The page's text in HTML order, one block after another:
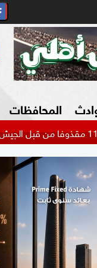
شكاوي المواطن
المحافظات